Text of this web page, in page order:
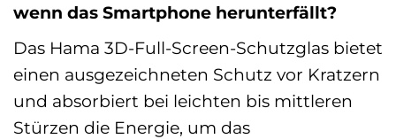
wenn das Smartphone herunterfällt?
Das Hama 3D-Full-Screen-Schutzglas bietet
einen ausgezeichneten Schutz vor Kratzern
und absorbiert bei leichten bis mittleren
Stürzen die Energie, um das